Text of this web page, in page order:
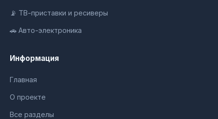
📡 ТВ-приставки и ресиверы
🚗 Авто-электроника
Информация
Главная
О проекте
Все разделы